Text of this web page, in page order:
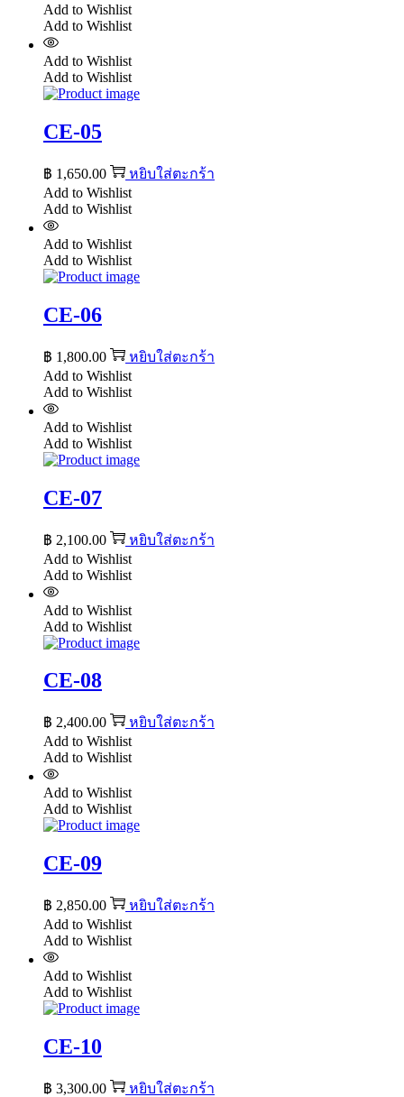
Add to Wishlist
Add to Wishlist
Add to Wishlist
Add to Wishlist
CE-05
฿ 1,650.00
หยิบใส่ตะกร้า
Add to Wishlist
Add to Wishlist
Add to Wishlist
Add to Wishlist
CE-06
฿ 1,800.00
หยิบใส่ตะกร้า
Add to Wishlist
Add to Wishlist
Add to Wishlist
Add to Wishlist
CE-07
฿ 2,100.00
หยิบใส่ตะกร้า
Add to Wishlist
Add to Wishlist
Add to Wishlist
Add to Wishlist
CE-08
฿ 2,400.00
หยิบใส่ตะกร้า
Add to Wishlist
Add to Wishlist
Add to Wishlist
Add to Wishlist
CE-09
฿ 2,850.00
หยิบใส่ตะกร้า
Add to Wishlist
Add to Wishlist
Add to Wishlist
Add to Wishlist
CE-10
฿ 3,300.00 หยิบใส่ตะกร้า